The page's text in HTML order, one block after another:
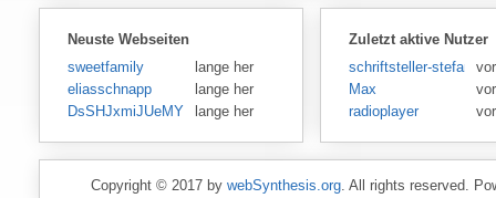
Neuste Webseiten
sweetfamily
lange her
eliasschnapp
lange her
DsSHJxmiJUeMY
lange her
Zuletzt aktive Nutzer
schriftsteller-stefansen
Max
radioplayer
Copyright © 2017 by webSynthesis.org. All rights reserved.